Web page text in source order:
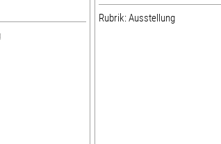
Rubrik: Ausstellung